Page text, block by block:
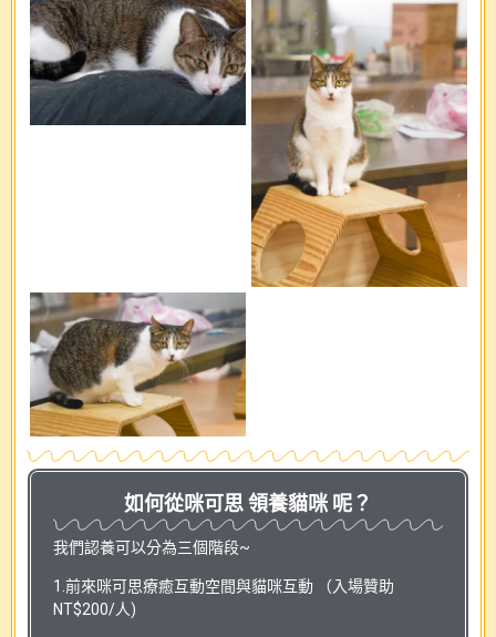
如何從咪可思 領養貓咪 呢？
我們認養可以分為三個階段~
1.前來咪可思療癒互動空間與貓咪互動 （入場贊助
NT$200/人)